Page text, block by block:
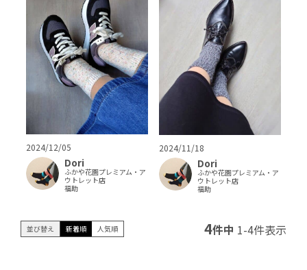
2024/12/05
Dori
ふかや花園プレミアム・ア
ウトレット店
福助
2024/11/18
Dori
ふかや花園プレミアム・ア
ウトレット店
福助
並び替え 新着順 人気順 4件中 1-4件表示